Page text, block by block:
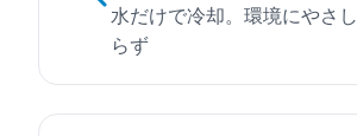
水だけで冷却。環境にやさ
らず